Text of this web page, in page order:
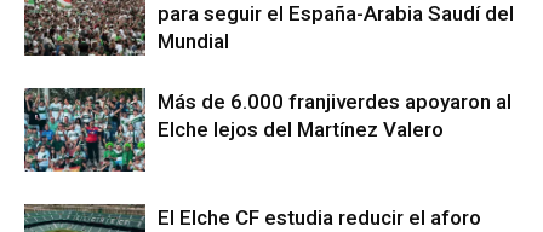
para seguir el España-Arabia Saudí del
Mundial
Más de 6.000 franjiverdes apoyaron al
Elche lejos del Martínez Valero
El Elche CF estudia reducir el aforo